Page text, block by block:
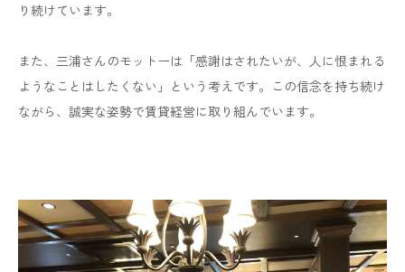
り続けています。
また、三浦さんのモットーは「感謝はされたいが、人に恨まれる
ようなことはしたくない」という考えです。この信念を持ち続け
ながら、誠実な姿勢で賃貸経営に取り組んでいます。